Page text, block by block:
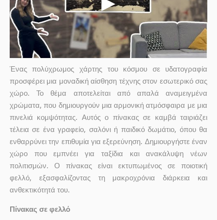
Ένας πολύχρωμος χάρτης του κόσμου σε υδατογραφία
προσφέρει μια μοναδική αίσθηση τέχνης στον εσωτερικό σας
χώρο. Το θέμα αποτελείται από απαλά αναμειγμένα
χρώματα, που δημιουργούν μια αρμονική ατμόσφαιρα με μια
πινελιά κομψότητας. Αυτός ο πίνακας σε καμβά ταιριάζει
τέλεια σε ένα γραφείο, σαλόνι ή παιδικό δωμάτιο, όπου θα
ενθαρρύνει την επιθυμία για εξερεύνηση. Δημιουργήστε έναν
χώρο που εμπνέει για ταξίδια και ανακάλυψη νέων
πολιτισμών. Ο πίνακας είναι εκτυπωμένος σε ποιοτική
φελλό, εξασφαλίζοντας τη μακροχρόνια διάρκεια και
ανθεκτικότητά του.
Πίνακας σε φελλό